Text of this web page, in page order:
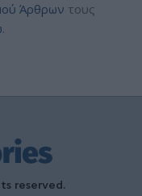
Άρθρων τους
.
reserved.